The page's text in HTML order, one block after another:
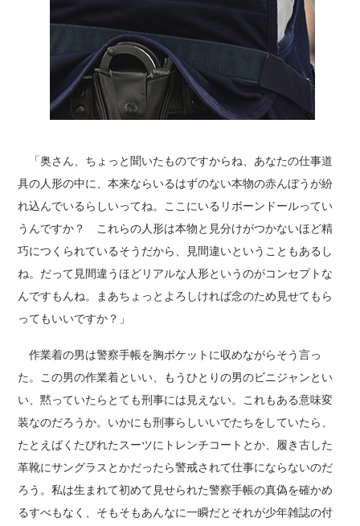
「奥さん、ちょっと聞いたものですからね、あなたの仕事道
具の人形の中に、本来ならいるはずのない本物の赤んぼうが紛
れ込んでいるらしいってね。ここにいるリボーンドールってい
うんですか？ これらの人形は本物と見分けがつかないほど精
巧につくられているそうだから、見間違いということもあるし
ね。だって見間違うほどリアルな人形というのがコンセプトな
んですもんね。まあちょっとよろしければ念のため見せてもら
ってもいいですか？」
作業着の男は警察手帳を胸ポケットに収めながらそう言っ
た。この男の作業着といい、もうひとりの男のビニジャンとい
い、黙っていたらとても刑事には見えない。これもある意味変
装なのだろうか。いかにも刑事らしいいでたちをしていたら、
たとえばくたびれたスーツにトレンチコートとか、履き古した
革靴にサングラスとかだったら警戒されて仕事にならないのだ
ろう。私は生まれて初めて見せられた警察手帳の真偽を確かめ
るすべもなく、そもそもあんなに一瞬だとそれが少年雑誌の付